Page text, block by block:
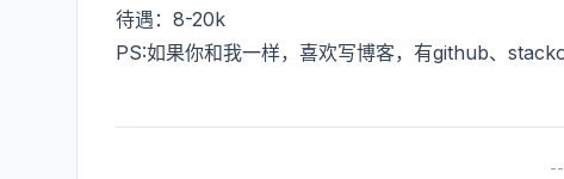
待遇：8-20k
PS:如果你和我一样，喜欢写博客，有github、